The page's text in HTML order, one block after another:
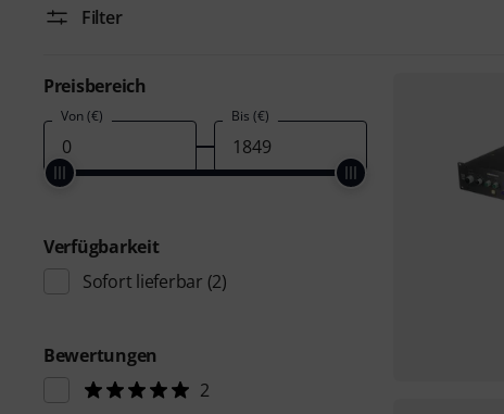
Filter
Preisbereich
Von (€) Bis (€)
Verfügbarkeit
Sofort lieferbar (2)
Bewertungen
2